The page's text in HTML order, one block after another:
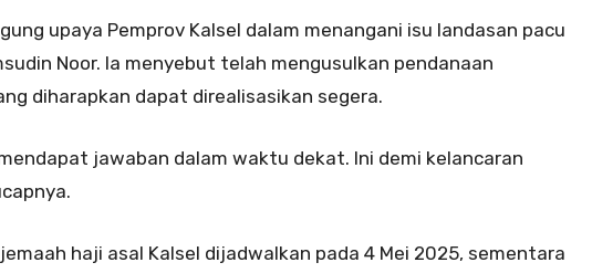
upaya Pemprov Kalsel dalam menangani isu landasan pacu
Noor. Ia menyebut telah mengusulkan pendanaan
diharapkan dapat direalisasikan segera.
jawaban dalam waktu dekat. Ini demi kelancaran
haji asal Kalsel dijadwalkan pada 4 Mei 2025, sementara